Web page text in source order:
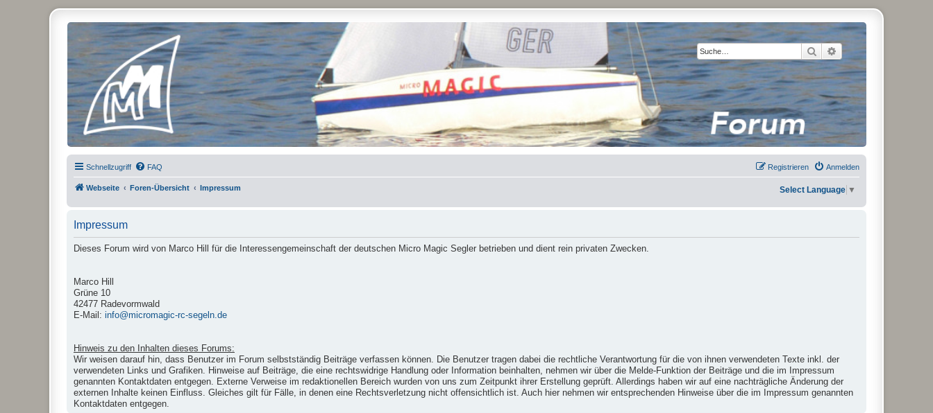
Suche Erweiterte Suche
Micro Magic Forum Deutschland
Schnellzugriff FAQ Anmelden
Registrieren
Webseite Foren-Übersicht Impressum Select Language ▼
Impressum
Dieses Forum wird von Marco Hill für die Interessengemeinschaft der deutschen Micro Magic Segler betrieben und dient rein privaten Zwecken.
Marco Hill
Grüne 10
42477 Radevormwald
E-Mail: info@micromagic-rc-segeln.de
Hinweis zu den Inhalten dieses Forums:
Wir weisen darauf hin, dass Benutzer im Forum selbstständig Beiträge verfassen können. Die Benutzer tragen dabei die rechtliche Verantwortung für die von ihnen verwendeten Texte inkl. der
verwendeten Links und Grafiken. Hinweise auf Beiträge, die eine rechtswidrige Handlung oder Information beinhalten, nehmen wir über die Melde-Funktion der Beiträge und die im Impressum
genannten Kontaktdaten entgegen. Externe Verweise im redaktionellen Bereich wurden von uns zum Zeitpunkt ihrer Erstellung geprüft. Allerdings haben wir auf eine nachträgliche Änderung der
externen Inhalte keinen Einfluss. Gleiches gilt für Fälle, in denen eine Rechtsverletzung nicht offensichtlich ist. Auch hier nehmen wir entsprechenden Hinweise über die im Impressum genannten
Kontaktdaten entgegen.